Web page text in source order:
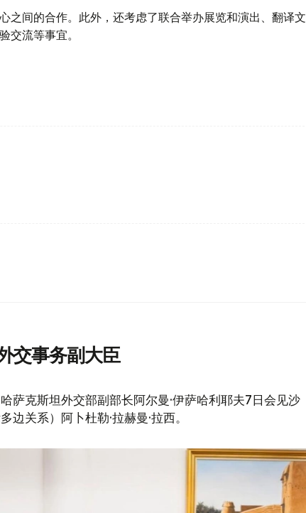
之间的合作。此外，还考虑了联合举办展览和演出、翻译文
交流等事宜。
交事务副大臣
萨克斯坦外交部副部长阿尔曼·伊萨哈利耶夫7日会见沙
关系）阿卜杜勒·拉赫曼·拉西。